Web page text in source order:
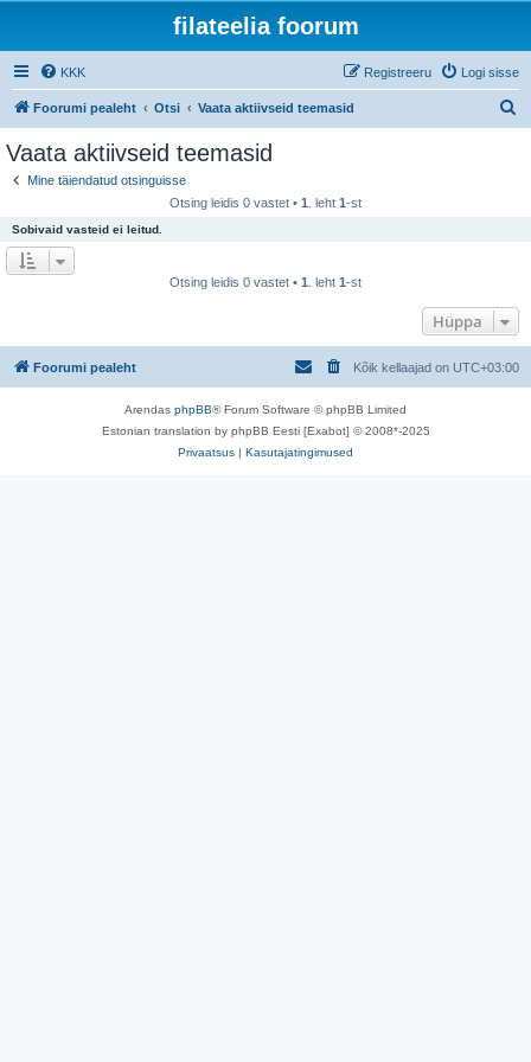
filateelia foorum
KKK Logi sisse
Registreeru
Foorumi pealeht Otsi Vaata aktiivseid teemasid
Vaata aktiivseid teemasid
Mine täiendatud otsinguisse
Otsing leidis 0 vastet • 1 . leht 1-st
Sobivaid vasteid ei leitud.
Otsing leidis 0 vastet • 1 . leht 1-st
Hüppa
Foorumi pealeht Kõik kellaajad on UTC+03:00
Arendas phpBB® Forum Software © phpBB Limited
Estonian translation by phpBB Eesti [Exabot] © 2008*-2025
Privaatsus | Kasutajatingimused